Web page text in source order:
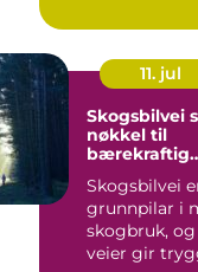
s...
11. jul
Skogsbilvei
nøkkel til
bærekraftig
Skogsbilvei
grunnpilar i
skogbruk,
veier gir